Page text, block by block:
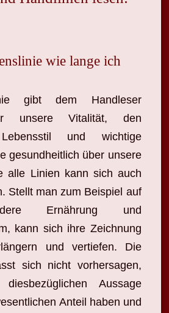
wie lange ich
gibt dem Handleser
unsere Vitalität, den
und wichtige
gesundheitlich über unsere
alle Linien kann sich auch
Stellt man zum Beispiel auf
Ernährung und
kann sich ihre Zeichnung
und vertiefen. Die
sich nicht vorhersagen,
Aussage
Anteil haben und